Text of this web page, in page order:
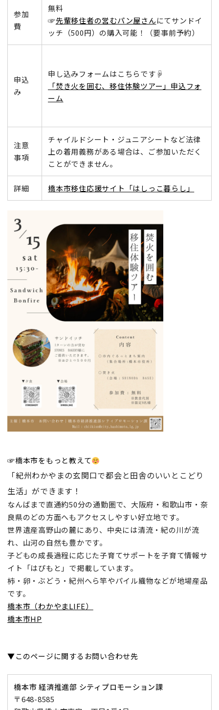
参加
費
無料
☞先輩移住者の営むパン屋さんにてサンドイ
ッチ（500円）の購入可能！（要事前予約）
申込
み
申し込みフォームはこちらです☟
「焚き火を囲む、移住体験ツアー」申込フォ
ーム
注意
事項
チャイルドシート・ジュニアシートなど法律
上の着用義務がある場合は、ご参加いただく
ことができません。
詳細 橋本市移住応援サイト「はしっこ暮らし」
☞橋本市をもっと教えて
「紀州わかやまの玄関口で都会と田舎のいいとこどり
生活」ができます！
なんばまで直通約50分の通勤圏で、大阪府・和歌山市・奈
良県のどの方面へもアクセスしやすい好立地です。
世界遺産高野山の麓にあり、中央には清流・紀の川が流
れ、山河の自然も豊かです。
子どもの成長過程に応じた子育てサポートを子育て情報サ
イト「はぴもと」で掲載しています。
柿・卵・ぶどう・紀州へら竿やパイル織物などが地場産品
です。
橋本市（わかやまLIFE）
橋本市HP
▼このページに関するお問い合わせ先
橋本市 経済推進部 シティプロモーション課
〒648-8585